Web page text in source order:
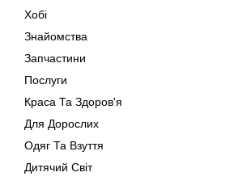
Хобі
Знайомства
Запчастини
Послуги
Краса Та Здоров'я
Для Дорослих
Одяг Та Взуття
Дитячий Світ